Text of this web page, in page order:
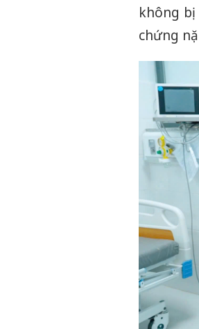
không
chứng